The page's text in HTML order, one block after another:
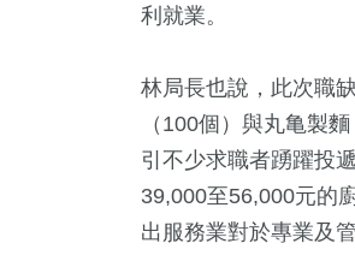
利就業。
林局長也說，此次職
（100個）與丸亀製
引不少求職者踴躍投
39,000至56,000元的
出服務業對於專業及
139+
兩岸佛教文化交
流專區
498+
健康及醫療
10+
演唱會